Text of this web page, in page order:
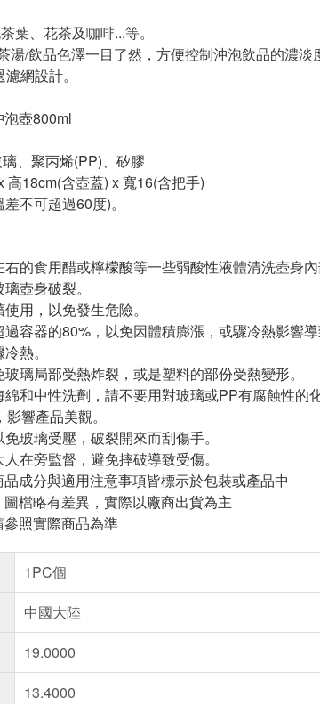
葉、花茶及咖啡...等。
/飲品色澤一目了然，方便控制沖泡飲品的濃淡
網設計。
壺800ml
、聚丙烯(PP)、矽膠
高18cm(含壺蓋) x 寬16(含把手)
不可超過60度)。
的食用醋或檸檬酸等一些弱酸性液體清洗壺身
壺身破裂。
用，以免發生危險。
容器的80%，以免因體積膨漲，或驟冷熱影響
熱。
璃局部受熱炸裂，或是塑料的部份受熱變形。
和中性洗劑，請不要用對玻璃或PP有腐蝕性的
響產品美觀。
玻璃受壓，破裂開來而刮傷手。
在旁監督，避免摔破導致受傷。
成分與適用注意事項皆標示於包裝或產品中
檔略有差異，實際以廠商出貨為主
照實際商品為準
1PC個
中國大陸
19.0000
13.4000